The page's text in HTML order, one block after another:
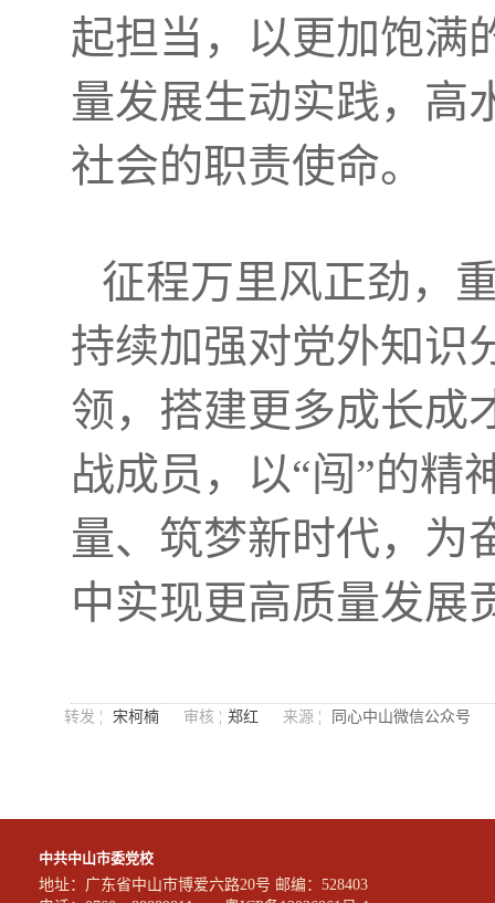
起担当，以更加饱满
量发展生动实践，高
社会的职责使命。
征程万里风正劲，
持续加强对党外知识
领，搭建更多成长成
战成员，以“闯”的精
量、筑梦新时代，为
中实现更高质量发展
转发 ¦ 宋柯楠 审核 ¦ 郑红 来源 ¦ 同心中山微信公众号
中共中山市委党校
地址：广东省中山市博爱六路20号 邮编：528403